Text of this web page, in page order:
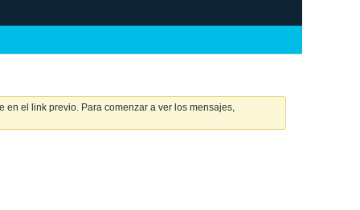
en el link previo. Para comenzar a ver los mensajes,